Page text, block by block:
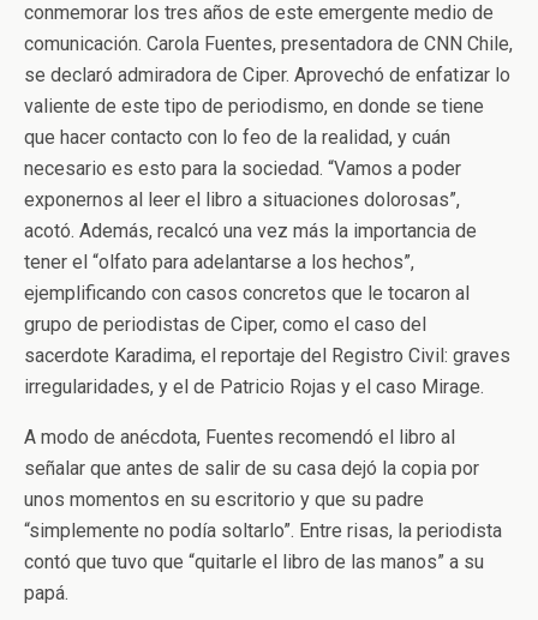
conmemorar los tres años de este emergente medio de
comunicación. Carola Fuentes, presentadora de CNN Chile,
se declaró admiradora de Ciper. Aprovechó de enfatizar lo
valiente de este tipo de periodismo, en donde se tiene
que hacer contacto con lo feo de la realidad, y cuán
necesario es esto para la sociedad. “Vamos a poder
exponernos al leer el libro a situaciones dolorosas”,
acotó. Además, recalcó una vez más la importancia de
tener el “olfato para adelantarse a los hechos”,
ejemplificando con casos concretos que le tocaron al
grupo de periodistas de Ciper, como el caso del
sacerdote Karadima, el reportaje del Registro Civil: graves
irregularidades, y el de Patricio Rojas y el caso Mirage.
A modo de anécdota, Fuentes recomendó el libro al
señalar que antes de salir de su casa dejó la copia por
unos momentos en su escritorio y que su padre
“simplemente no podía soltarlo”. Entre risas, la periodista
contó que tuvo que “quitarle el libro de las manos” a su
papá.